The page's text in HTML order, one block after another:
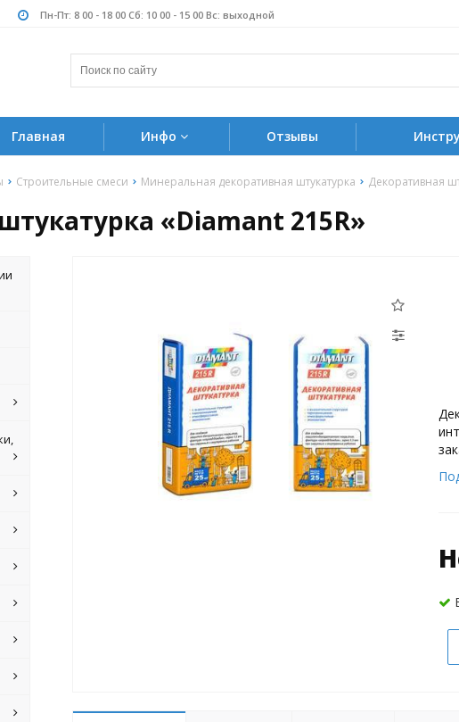
Пн-Пт: 8 00 - 18 00 Сб: 10 00 - 15 00 Вс: выходной
Главная Инфо Отзывы
Строительные смеси Минеральная декоративная штукатурка Декоративная
«Diamant 215R»